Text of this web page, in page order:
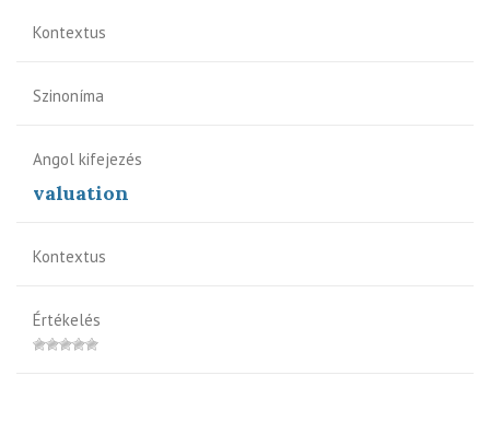
Kontextus
Szinoníma
Angol kifejezés
valuation
Kontextus
Értékelés